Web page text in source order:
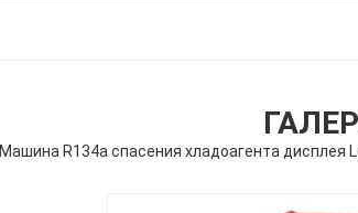
Машина R134a спасения хладоагента дисплея